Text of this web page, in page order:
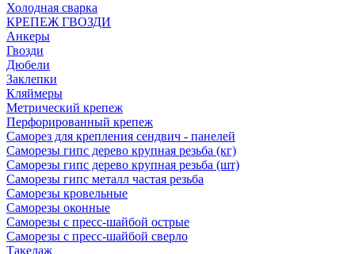
Холодная сварка
КРЕПЕЖ ГВОЗДИ
Анкеры
Гвозди
Дюбели
Заклепки
Кляймеры
Метрический крепеж
Перфорированный крепеж
Саморез для крепления сендвич - панелей
Саморезы гипс дерево крупная резьба (кг)
Саморезы гипс дерево крупная резьба (шт)
Саморезы гипс металл частая резьба
Саморезы кровельные
Саморезы оконные
Саморезы с пресс-шайбой острые
Саморезы с пресс-шайбой сверло
Такелаж